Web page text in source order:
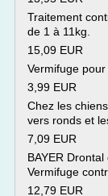
Traitement
de 1 à 11kg.
15,09 EUR
Vermifuge
3,99 EUR
Chez les
vers ronds et
7,09 EUR
BAYER
Vermifuge
12,79 EUR